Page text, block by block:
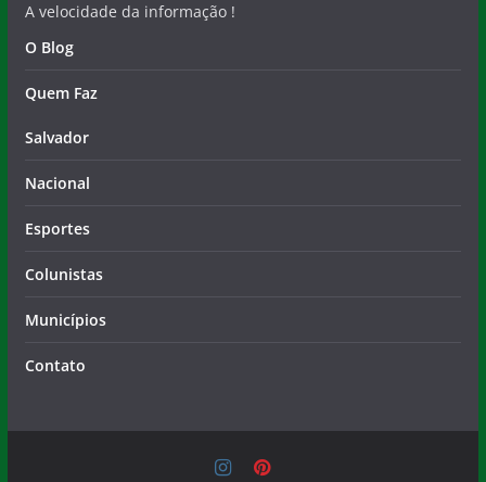
A velocidade da informação !
O Blog
Quem Faz
Salvador
Nacional
Esportes
Colunistas
Municípios
Contato